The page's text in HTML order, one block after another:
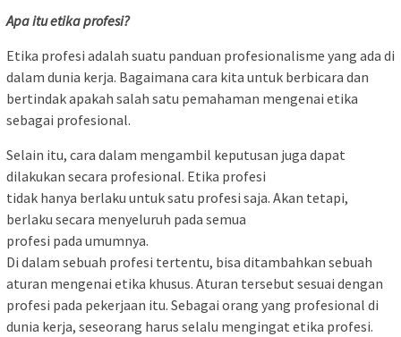
Apa itu etika profesi?
Etika profesi adalah suatu panduan profesionalisme yang ada di
dalam dunia kerja. Bagaimana cara kita untuk berbicara dan
bertindak apakah salah satu pemahaman mengenai etika
sebagai profesional.
Selain itu, cara dalam mengambil keputusan juga dapat
dilakukan secara profesional. Etika profesi
tidak hanya berlaku untuk satu profesi saja. Akan tetapi,
berlaku secara menyeluruh pada semua
profesi pada umumnya.
Di dalam sebuah profesi tertentu, bisa ditambahkan sebuah
aturan mengenai etika khusus. Aturan tersebut sesuai dengan
profesi pada pekerjaan itu. Sebagai orang yang profesional di
dunia kerja, seseorang harus selalu mengingat etika profesi.